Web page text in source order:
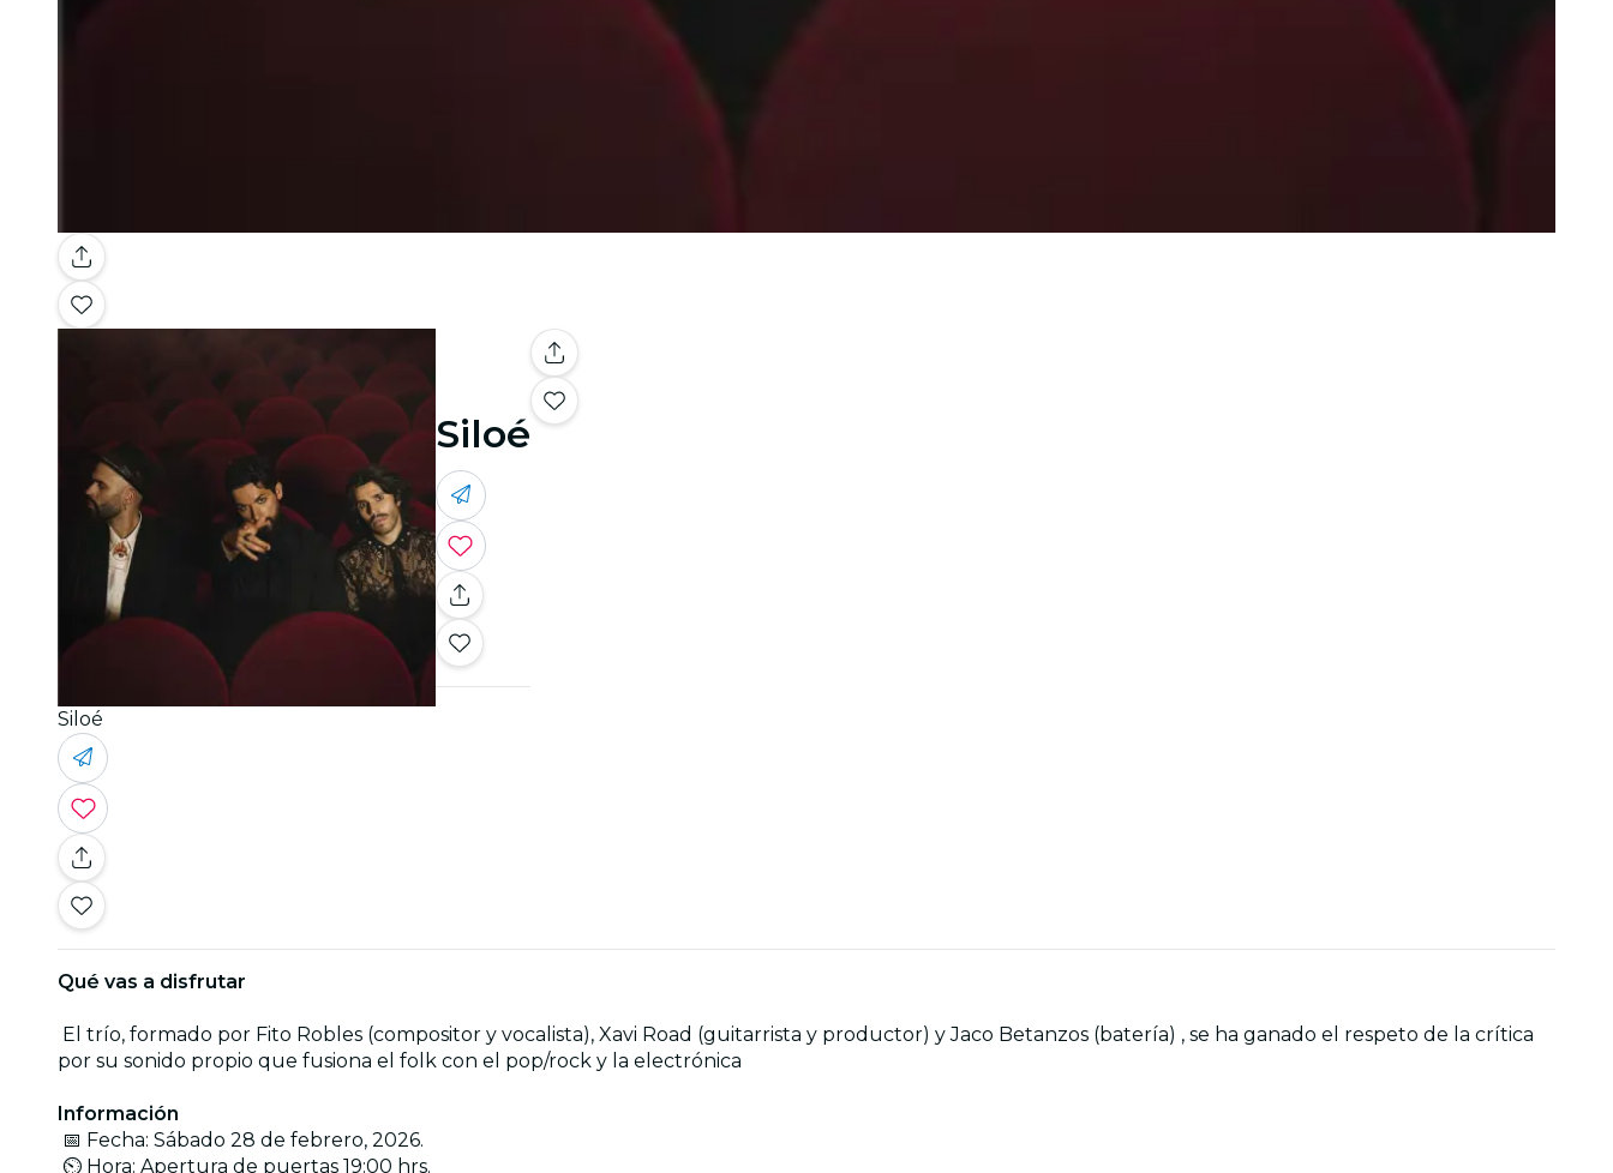
Siloé
Siloé
Qué vas a disfrutar
El trío, formado por Fito Robles (compositor y vocalista), Xavi Road (guitarrista y productor) y Jaco Betanzos (batería) , se ha ganado el respeto de la crítica
por su sonido propio que fusiona el folk con el pop/rock y la electrónica
Información
📅 Fecha: Sábado 28 de febrero, 2026.
⏲ Hora: Apertura de puertas 19:00 hrs.